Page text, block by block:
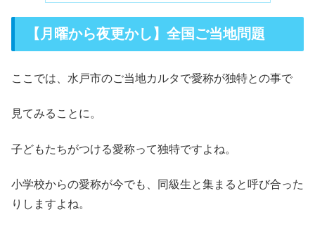
【月曜から夜更かし】全国ご当地問題
ここでは、水戸市のご当地カルタで愛称が独特との事で
見てみることに。
子どもたちがつける愛称って独特ですよね。
小学校からの愛称が今でも、同級生と集まると呼び合った
りしますよね。